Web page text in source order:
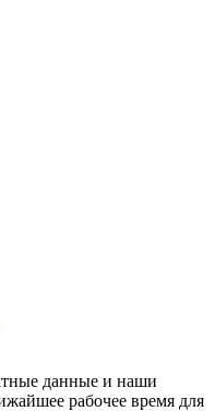
данные и наши
рабочее время для